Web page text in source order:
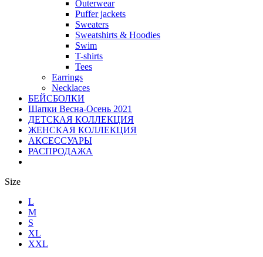
Outerwear
Puffer jackets
Sweaters
Sweatshirts & Hoodies
Swim
T-shirts
Tees
Earrings
Necklaces
БЕЙСБОЛКИ
Шапки Весна-Осень 2021
ДЕТСКАЯ КОЛЛЕКЦИЯ
ЖЕНСКАЯ КОЛЛЕКЦИЯ
АКСЕССУАРЫ
РАСПРОДАЖА
Size
L
M
S
XL
XXL